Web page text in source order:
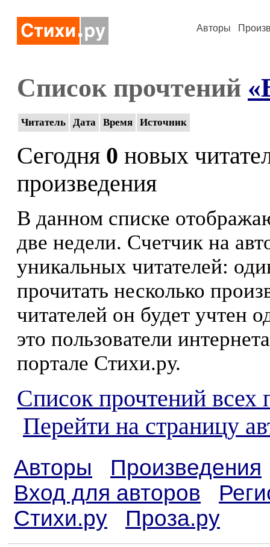
Авторы
Список прочтений
Читатель Дата Время Источник
Сегодня 0 новых
произведения
В данном списке
две недели. Счетчик на
уникальных читателей:
прочитать несколько
читателей он будет учтен
это пользователи
портале Стихи.ру.
Список прочтений всех
Перейти на страницу
Авторы
Произведения
Вход для авторов
Стихи.ру
Проза.ру